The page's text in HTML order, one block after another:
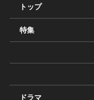
トップ
特集
ドラマ